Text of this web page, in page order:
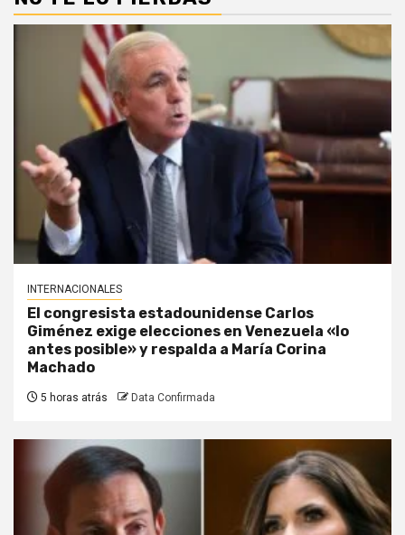
INTERNACIONALES
El congresista estadounidense Carlos
Giménez exige elecciones en Venezuela «lo
antes posible» y respalda a María Corina
Machado
5 horas atrás Data Confirmada